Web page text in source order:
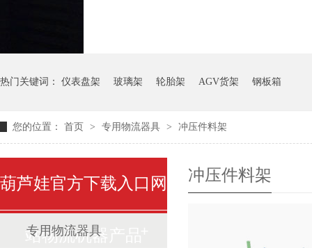
热门关键词： 仪表盘架 玻璃架 轮胎架 AGV货架 钢板箱
您的位置： 首页 > 专用物流器具 > 冲压件料架
冲压件料架
葫芦娃官方下载入口网
站物流机器产品
专用物流器具